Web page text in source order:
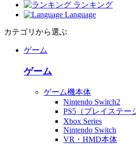
ランキング
Language
カテゴリから選ぶ
ゲーム
ゲーム
ゲーム機本体
Nintendo Switch2
PS5（プレイステー
Xbox Series
Nintendo Switch
VR・HMD本体